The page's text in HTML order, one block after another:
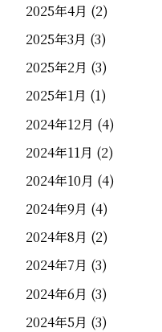
2025年4月 (2)
2025年3月 (3)
2025年2月 (3)
2025年1月 (1)
2024年12月 (4)
2024年11月 (2)
2024年10月 (4)
2024年9月 (4)
2024年8月 (2)
2024年7月 (3)
2024年6月 (3)
2024年5月 (3)